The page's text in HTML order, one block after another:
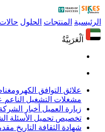
الرئيسية المنتجات الحلول حالات
اَلْعَرَبِيَّةُ
علائق التوافق
مشغلات التشغيل الناعم
زيارة العميل أخبار
تخصيص تحميل الأسئلة
شهادة الثقافة التاريخ